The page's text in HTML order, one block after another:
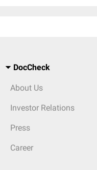
DocCheck
About Us
Investor Relations
Press
Career